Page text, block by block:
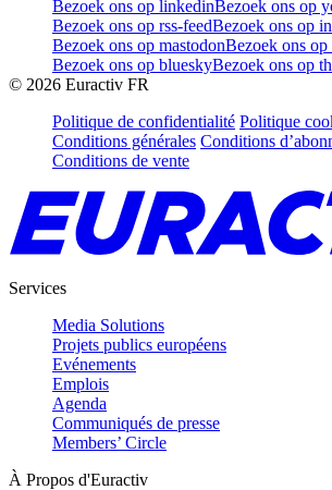
Bezoek ons op linkedinBezoek ons op
Bezoek ons op rss-feedBezoek ons op
Bezoek ons op mastodonBezoek ons op
Bezoek ons op blueskyBezoek ons op
© 2026 Euractiv FR
Politique de confidentialité Politique
Conditions générales Conditions
Conditions de vente
Services
Media Solutions
Projets publics européens
Evénements
Emplois
Agenda
Communiqués de presse
Members’ Circle
À Propos d'Euractiv